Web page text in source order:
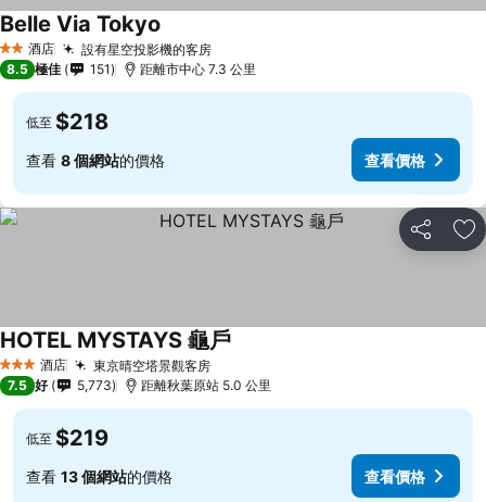
2 星級酒店 設有星空投影機的客房
Belle Via Tokyo
8.5 極佳 151 距離市中心 7.3 公里
低至 $218
查看 8 個網站的價格 查看價格
分享 放
3 星級 酒店 東京晴空塔景觀客房
HOTEL MYSTAYS 龜戶
7.5 好 5,773 距離秋葉原站 5.0 公里
低至 $219
查看 13 個網站的價格 查看價格